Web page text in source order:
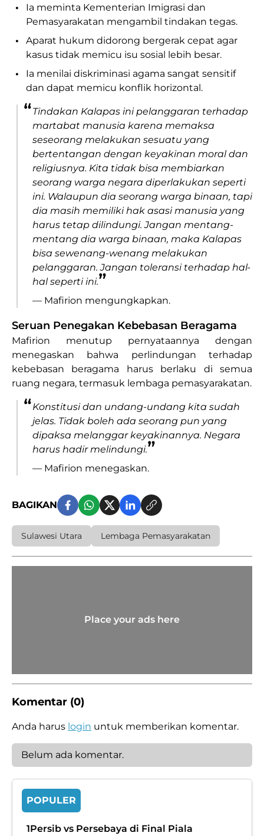
•
Ia meminta Kementerian Imigrasi dan
Pemasyarakatan mengambil tindakan tegas.
•
Aparat hukum didorong bergerak cepat agar
kasus tidak memicu isu sosial lebih besar.
•
Ia menilai diskriminasi agama sangat sensitif
dan dapat memicu konflik horizontal.
“Tindakan Kalapas ini pelanggaran terhadap
martabat manusia karena memaksa
seseorang melakukan sesuatu yang
bertentangan dengan keyakinan moral dan
religiusnya. Kita tidak bisa membiarkan
seorang warga negara diperlakukan seperti
ini. Walaupun dia seorang warga binaan, tapi
dia masih memiliki hak asasi manusia yang
harus tetap dilindungi. Jangan mentang-
mentang dia warga binaan, maka Kalapas
bisa sewenang-wenang melakukan
pelanggaran. Jangan toleransi terhadap hal-
hal seperti ini.”
— Mafirion mengungkapkan.
Seruan Penegakan Kebebasan Beragama
Mafirion menutup pernyataannya dengan
menegaskan bahwa perlindungan terhadap
kebebasan beragama harus berlaku di semua
ruang negara, termasuk lembaga pemasyarakatan.
“Konstitusi dan undang-undang kita sudah
jelas. Tidak boleh ada seorang pun yang
dipaksa melanggar keyakinannya. Negara
harus hadir melindungi.”
— Mafirion menegaskan.
BAGIKAN
Sulawesi Utara Lembaga Pemasyarakatan
Place your ads here
Komentar (0)
Anda harus login untuk memberikan komentar.
Belum ada komentar.
POPULER
1Persib vs Persebaya di Final Piala